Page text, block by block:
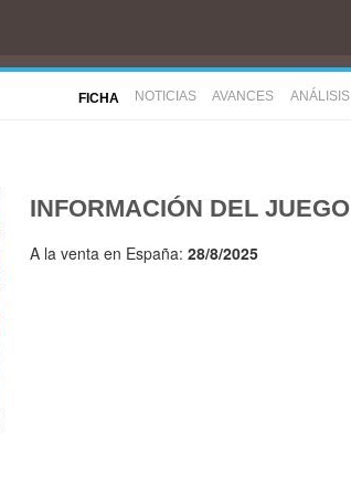
FICHA NOTICIAS AVANCES ANÁLISIS
INFORMACIÓN DEL JUEGO
A la venta en España: 28/8/2025